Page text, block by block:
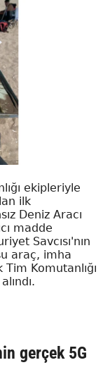
ekipleriyle
ilk
Deniz Aracı
madde
Savcısı'nın
araç, imha
Komutanlığı
gerçek 5G